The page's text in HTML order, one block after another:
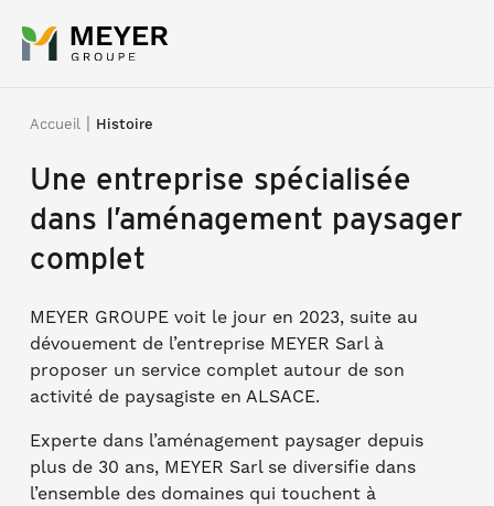
Accueil| Histoire
Une entreprise spécialisée
dans l’aménagement paysager
complet
MEYER GROUPE voit le jour en 2023, suite au
dévouement de l’entreprise MEYER Sarl à
proposer un service complet autour de son
activité de paysagiste en ALSACE.
Experte dans l’aménagement paysager depuis
plus de 30 ans, MEYER Sarl se diversifie dans
l’ensemble des domaines qui touchent à